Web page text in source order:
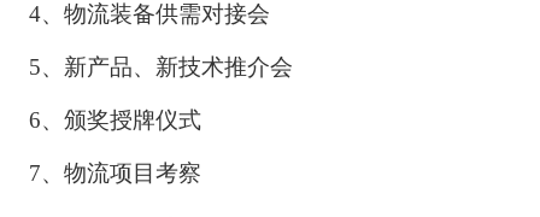
4、 物流装备供需对接会
5、 新产品、新技术推介会
6、 颁奖授牌仪式
7、 物流项目考察